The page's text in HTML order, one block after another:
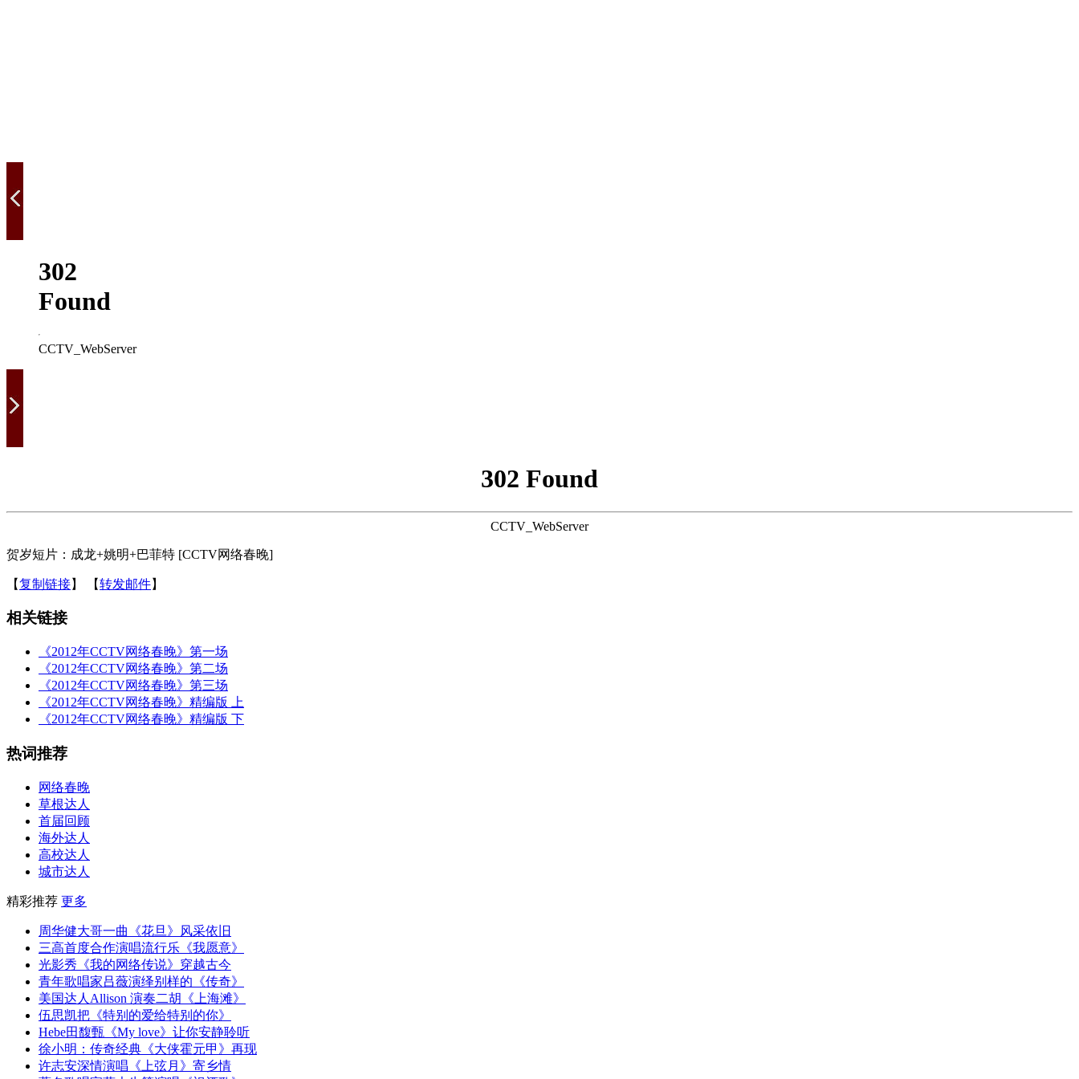
302
Found
CCTV_WebServer
302 Found
CCTV_WebServer
贺岁短片：成龙+姚明+巴菲特 [CCTV网络春晚]
【复制链接】 【转发邮件】
相关链接
《2012年CCTV网络春晚》第一场
《2012年CCTV网络春晚》第二场
《2012年CCTV网络春晚》第三场
《2012年CCTV网络春晚》精编版 上
《2012年CCTV网络春晚》精编版 下
热词推荐
网络春晚
草根达人
首届回顾
海外达人
高校达人
城市达人
精彩推荐 更多
周华健大哥一曲《花旦》风采依旧
三高首度合作演唱流行乐《我愿意》
光影秀《我的网络传说》穿越古今
青年歌唱家吕薇演绎别样的《传奇》
美国达人Allison 演奏二胡《上海滩》
伍思凯把《特别的爱给特别的你》
Hebe田馥甄《My love》让你安静聆听
徐小明：传奇经典《大侠霍元甲》再现
许志安深情演唱《上弦月》寄乡情